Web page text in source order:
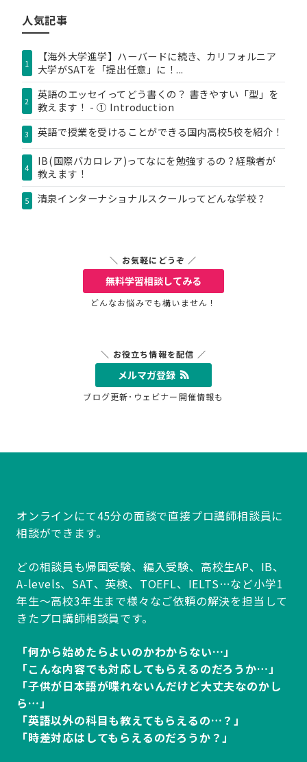
ー
人気記事
1
【海外大学進学】ハーバードに続き、カリフォルニア
大学がSATを「提出任意」に！...
2
英語のエッセイってどう書くの？ 書きやすい「型」を
教えます！ - ① Introduction
3 英語で授業を受けることができる国内高校5校を紹介！
4
IB(国際バカロレア)ってなにを勉強するの？経験者が
教えます！
5 清泉インターナショナルスクールってどんな学校？
＼ お気軽にどうぞ ／
無料学習相談してみる
どんなお悩みでも構いません！
＼ お役立ち情報を配信 ／
メルマガ登録
ブログ更新･ウェビナー開催情報も
オンラインにて45分の面談で直接プロ講師相談員に
相談ができます。
どの相談員も帰国受験、編入受験、高校生AP、IB、
A-levels、SAT、英検、TOEFL、IELTS…など小学1
年生～高校3年生まで様々なご依頼の解決を担当して
きたプロ講師相談員です。
「何から始めたらよいのかわからない…」
「こんな内容でも対応してもらえるのだろうか…」
「子供が日本語が喋れないんだけど大丈夫なのかし
ら…」
「英語以外の科目も教えてもらえるの…？」
「時差対応はしてもらえるのだろうか？」